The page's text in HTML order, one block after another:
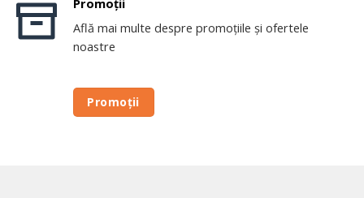
Promoții
Află mai multe despre promoțiile și ofertele
noastre
Promoții